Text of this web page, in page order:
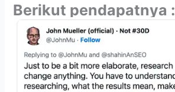
Berikut pendapatnya :